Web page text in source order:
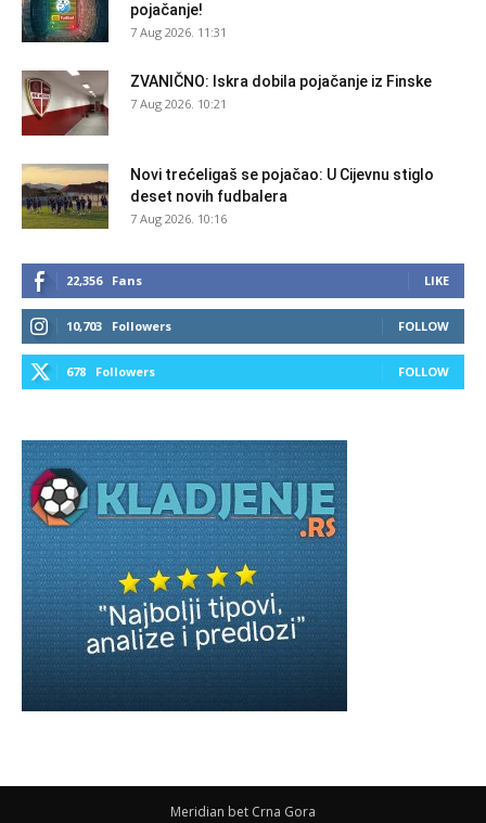
pojačanje!
7 Aug 2026. 11:31
ZVANIČNO: Iskra dobila pojačanje iz Finske
7 Aug 2026. 10:21
Novi trećeligaš se pojačao: U Cijevnu stiglo
deset novih fudbalera
7 Aug 2026. 10:16
22,356 Fans LIKE
10,703 Followers FOLLOW
678 Followers FOLLOW
Meridian bet Crna Gora